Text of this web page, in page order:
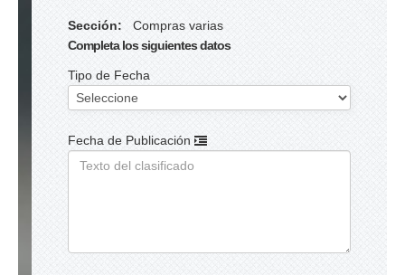
Sección: Compras varias
Completa los siguientes datos
Tipo de Fecha
Fecha de Publicación